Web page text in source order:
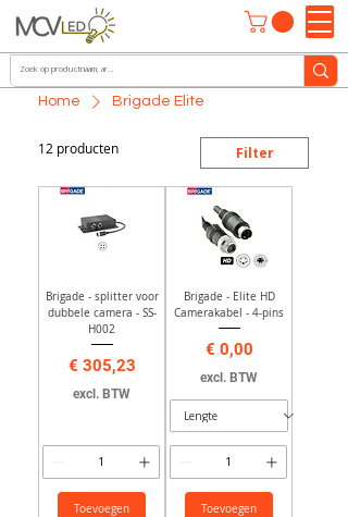
Home Brigade Elite
12 producten Filter
Brigade - splitter voor
dubbele camera - SS-
H002
Prijs
€ 305,23
excl. BTW
Toevoegen
Brigade - Elite HD
Camerakabel - 4-pins
Prijs
€ 0,00
excl. BTW
Toevoegen